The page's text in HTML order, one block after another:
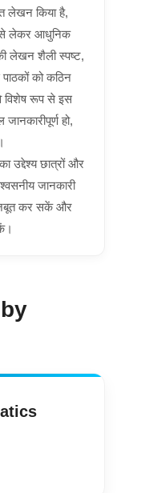
लेखन किया है,
से लेकर आधुनिक
लेखन शैली स्पष्ट,
पाठकों को कठिन
विशेष रूप से इस
हो,
उद्देश्य छात्रों और
जानकारी
कर सकें और